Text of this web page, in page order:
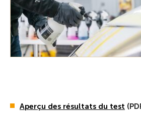
Aperçu des résultats du test